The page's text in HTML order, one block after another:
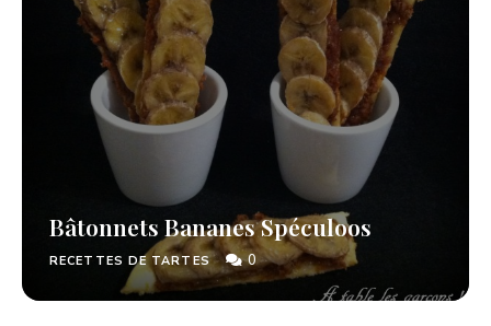
Bâtonnets Bananes Spéculoos
RECETTES DE TARTES 0